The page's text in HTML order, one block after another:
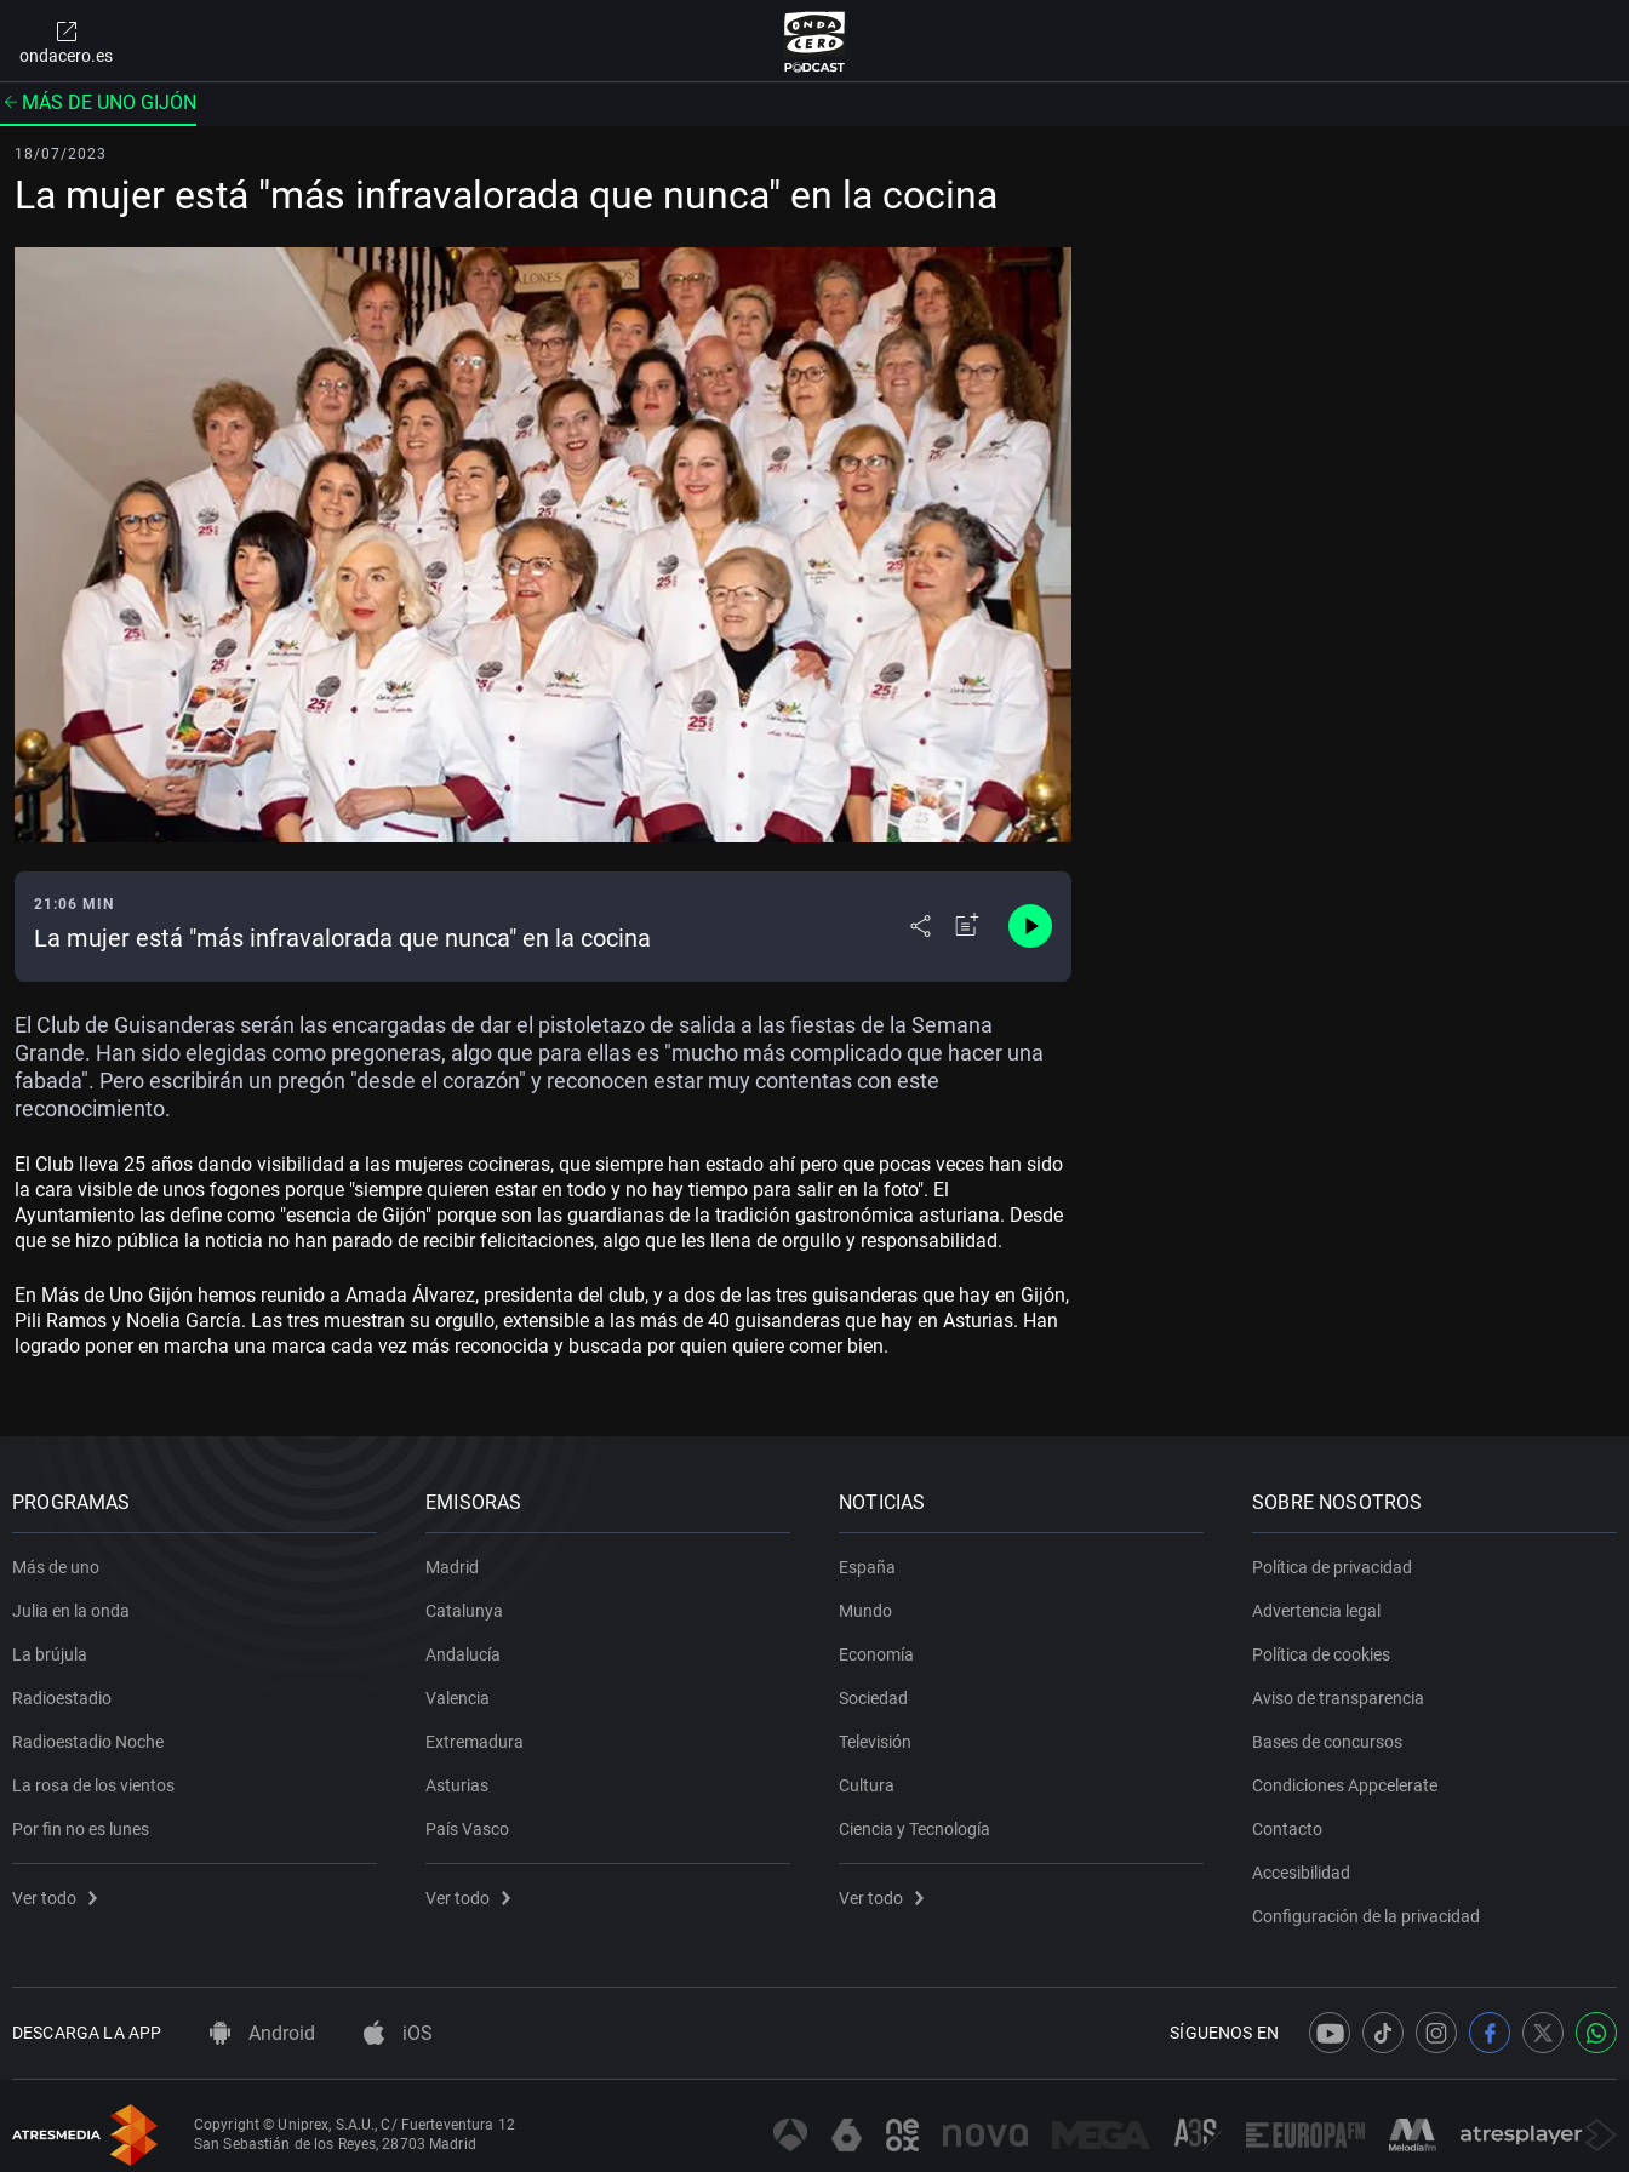
ondacero.es
MÁS DE UNO GIJÓN
18/07/2023
La mujer está "más infravalorada que nunca" en la cocina
21:06 MIN
La mujer está "más infravalorada que nunca" en la cocina
El Club de Guisanderas serán las encargadas de dar el pistoletazo de salida a las fiestas de la Semana
Grande. Han sido elegidas como pregoneras, algo que para ellas es "mucho más complicado que hacer una
fabada". Pero escribirán un pregón "desde el corazón" y reconocen estar muy contentas con este
reconocimiento.
El Club lleva 25 años dando visibilidad a las mujeres cocineras, que siempre han estado ahí pero que pocas veces han sido
la cara visible de unos fogones porque "siempre quieren estar en todo y no hay tiempo para salir en la foto". El
Ayuntamiento las define como "esencia de Gijón" porque son las guardianas de la tradición gastronómica asturiana. Desde
que se hizo pública la noticia no han parado de recibir felicitaciones, algo que les llena de orgullo y responsabilidad.
En Más de Uno Gijón hemos reunido a Amada Álvarez, presidenta del club, y a dos de las tres guisanderas que hay en Gijón,
Pili Ramos y Noelia García. Las tres muestran su orgullo, extensible a las más de 40 guisanderas que hay en Asturias. Han
logrado poner en marcha una marca cada vez más reconocida y buscada por quien quiere comer bien.
PROGRAMAS
Más de uno
Julia en la onda
La brújula
Radioestadio
Radioestadio Noche
La rosa de los vientos
Por fin no es lunes
Ver todo
EMISORAS
Madrid
Catalunya
Andalucía
Valencia
Extremadura
Asturias
País Vasco
Ver todo
NOTICIAS
España
Mundo
Economía
Sociedad
Televisión
Cultura
Ciencia y Tecnología
Ver todo
SOBRE NOSOTROS
Política de privacidad
Advertencia legal
Política de cookies
Aviso de transparencia
Bases de concursos
Condiciones Appcelerate
Contacto
Accesibilidad
Configuración de la privacidad
DESCARGA LA APP Android iOS SÍGUENOS EN
Copyright © Uniprex, S.A.U., C/ Fuerteventura 12
San Sebastián de los Reyes, 28703 Madrid